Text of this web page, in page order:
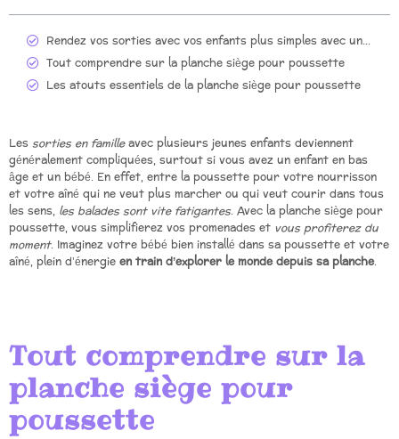
Rendez vos sorties avec vos enfants plus simples avec une planche siège pour poussette
Tout comprendre sur la planche siège pour poussette
Les atouts essentiels de la planche siège pour poussette
Les sorties en familleavec plusieurs jeunes enfants deviennent
généralement compliquées, surtout si vous avez un enfant en bas
âge et un bébé. En effet, entre la poussette pour votre nourrisson
et votre aîné qui ne veut plus marcher ou qui veut courir dans tous
les sens, les balades sont vite fatigantes. Avec la planche siège pour
poussette, vous simplifierez vos promenades et vous profiterez du
moment. Imaginez votre bébé bien installé dans sa poussette et votre
aîné, plein d’énergieen train d’explorer le monde depuis sa planche.
Tout comprendre sur la
planche siège pour
poussette